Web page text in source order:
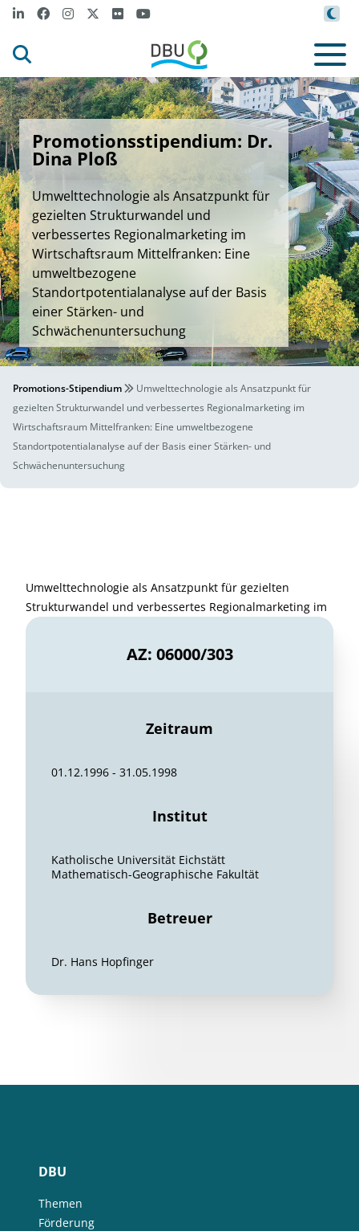
Promotionsstipendium: Dr.
Dina Ploß
Umwelttechnologie als Ansatzpunkt für
gezielten Strukturwandel und
verbessertes Regionalmarketing im
Wirtschaftsraum Mittelfranken: Eine
umweltbezogene
Standortpotentialanalyse auf der Basis
einer Stärken- und
Schwächenuntersuchung
Promotions-Stipendium
Umwelttechnologie als Ansatzpunkt für
gezielten Strukturwandel und verbessertes Regionalmarketing im
Wirtschaftsraum Mittelfranken: Eine umweltbezogene
Standortpotentialanalyse auf der Basis einer Stärken- und
Schwächenuntersuchung
Umwelttechnologie als Ansatzpunkt für gezielten
Strukturwandel und verbessertes Regionalmarketing im
AZ: 06000/303
Zeitraum
01.12.1996 - 31.05.1998
Institut
Katholische Universität Eichstätt
Mathematisch-Geographische Fakultät
Betreuer
Dr. Hans Hopfinger
DBU
Themen
Förderung